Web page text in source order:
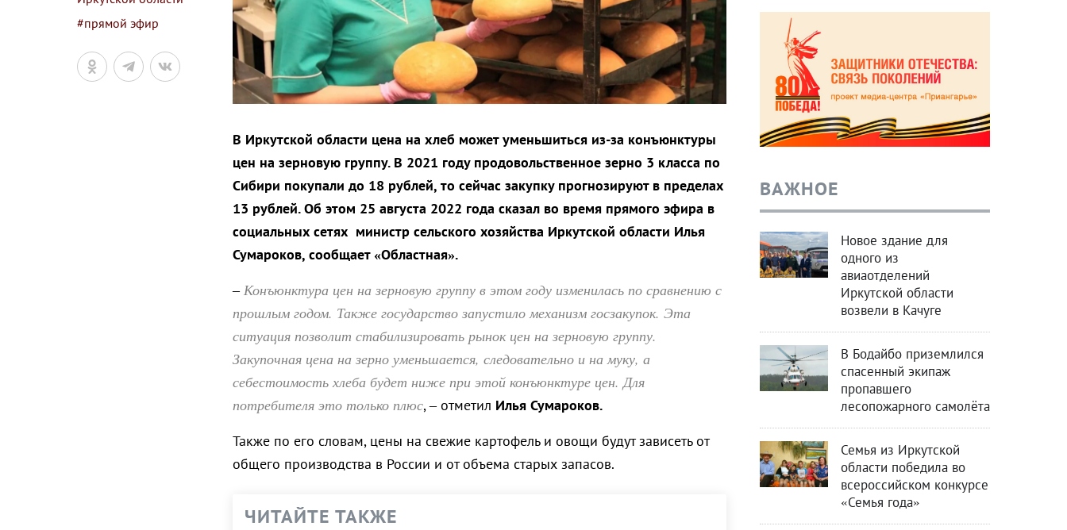
#прямой эфир
В Иркутской области цена на хлеб может уменьшиться из-за конъюнктуры
цен на зерновую группу. В 2021 году продовольственное зерно 3 класса по
Сибири покупали до 18 рублей, то сейчас закупку прогнозируют в пределах
13 рублей. Об этом 25 августа 2022 года сказал во время прямого эфира в
социальных сетях министр сельского хозяйства Иркутской области Илья
Сумароков, сообщает «Областная».
–Конъюнктура цен на зерновую группу в этом году изменилась по сравнению с
прошлым годом. Также государство запустило механизм госзакупок. Эта
ситуация позволит стабилизировать рынок цен на зерновую группу.
Закупочная цена на зерно уменьшается, следовательно и на муку, а
себестоимость хлеба будет ниже при этой конъюнктуре цен. Для
потребителя это только плюс, – отметил Илья Сумароков.
Также по его словам, цены на свежие картофель и овощи будут зависеть от
общего производства в России и от объема старых запасов.
ЧИТАЙТЕ ТАКЖЕ
ВАЖНОЕ
Новое здание для
одного из
авиаотделений
Иркутской области
возвели в Качуге
В Бодайбо приземлился
спасенный экипаж
пропавшего
лесопожарного самолёта
Семья из Иркутской
области победила во
всероссийском конкурсе
«Семья года»